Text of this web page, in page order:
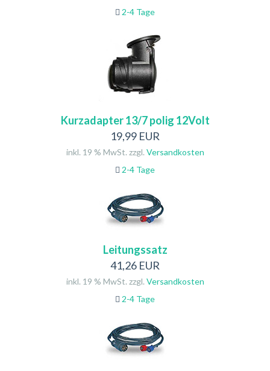
2-4 Tage
Kurzadapter 13/7 polig 12Volt
19,99 EUR
inkl. 19 % MwSt. zzgl. Versandkosten
2-4 Tage
Leitungssatz
41,26 EUR
inkl. 19 % MwSt. zzgl. Versandkosten
2-4 Tage